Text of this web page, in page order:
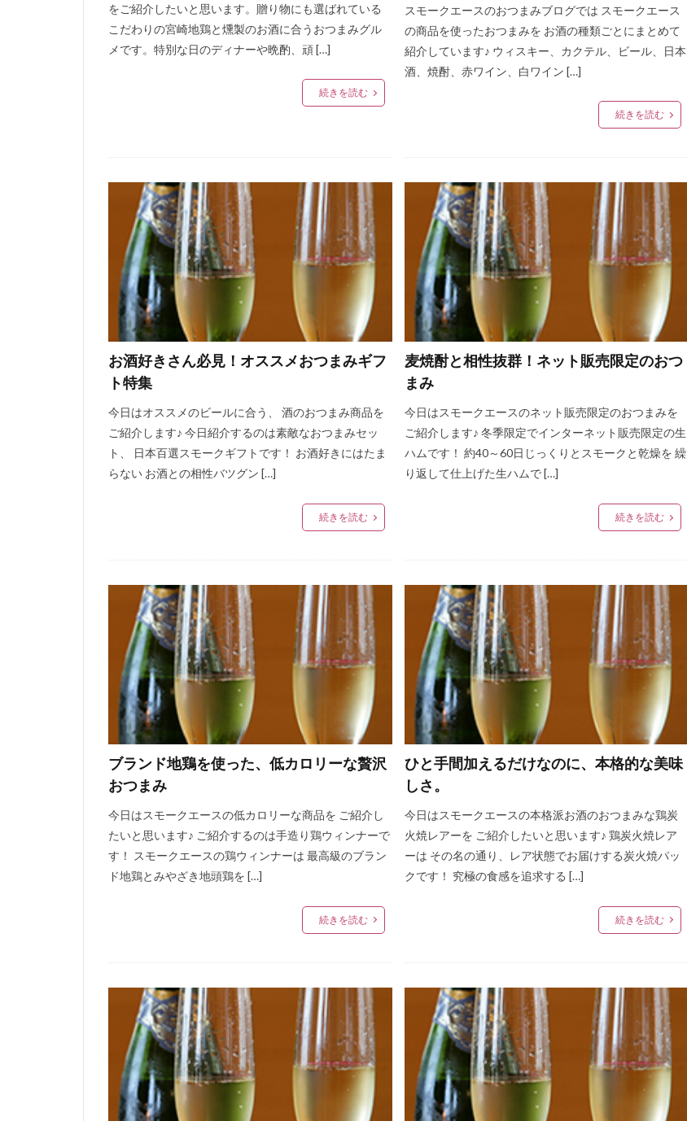
をご紹介したいと思います。贈り物にも選ばれている
こだわりの宮崎地鶏と燻製のお酒に合うおつまみグル
メです。特別な日のディナーや晩酌、頑 […]
続きを読む
スモークエースのおつまみブログでは スモークエース
の商品を使ったおつまみを お酒の種類ごとにまとめて
紹介しています♪ ウィスキー、カクテル、ビール、日本
酒、焼酎、赤ワイン、白ワイン […]
続きを読む
お酒好きさん必見！オススメおつまみギフ
ト特集
今日はオススメのビールに合う、 酒のおつまみ商品を
ご紹介します♪ 今日紹介するのは素敵なおつまみセッ
ト、 日本百選スモークギフトです！ お酒好きにはたま
らない お酒との相性バツグン […]
続きを読む
麦焼酎と相性抜群！ネット販売限定のおつ
まみ
今日はスモークエースのネット販売限定のおつまみを
ご紹介します♪ 冬季限定でインターネット販売限定の生
ハムです！ 約40～60日じっくりとスモークと乾燥を 繰
り返して仕上げた生ハムで […]
続きを読む
ブランド地鶏を使った、低カロリーな贅沢
おつまみ
今日はスモークエースの低カロリーな商品を ご紹介し
たいと思います♪ ご紹介するのは手造り鶏ウィンナーで
す！ スモークエースの鶏ウィンナーは 最高級のブラン
ド地鶏とみやざき地頭鶏を […]
続きを読む
ひと手間加えるだけなのに、本格的な美味
しさ。
今日はスモークエースの本格派お酒のおつまみな鶏炭
火焼レアーを ご紹介したいと思います♪ 鶏炭火焼レア
ーは その名の通り、レア状態でお届けする炭火焼パッ
クです！ 究極の食感を追求する […]
続きを読む